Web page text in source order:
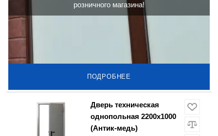
розничного магазина!
ПОДРОБНЕЕ
Дверь техническая
однопольная 2200х1000
(Антик-медь)